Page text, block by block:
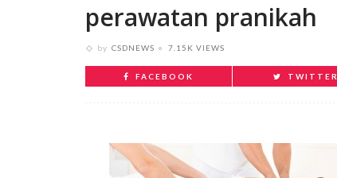
perawatan pranikah
by CSDNEWS 7.15K VIEWS
FACEBOOK TWITTER